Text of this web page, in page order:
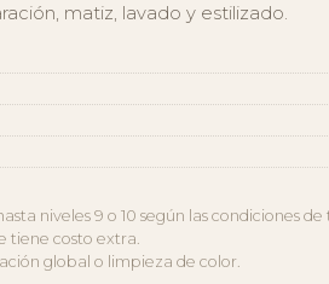
matiz, lavado y estilizado.
niveles 9 o 10 según las condiciones
tiene costo extra.
global o limpieza de color.